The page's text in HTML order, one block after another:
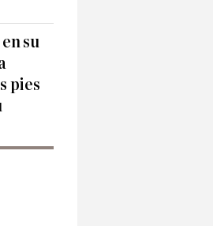
su
pies